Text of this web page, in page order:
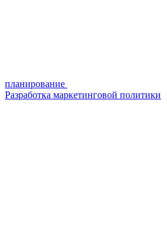
планирование
Разработка маркетинговой политики